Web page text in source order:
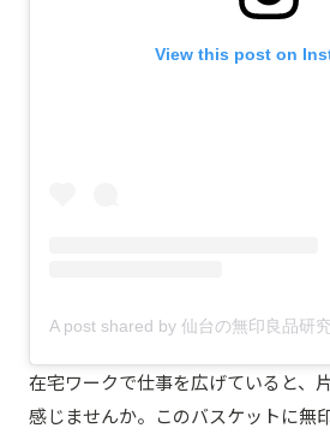
View this post on
在宅ワークで仕事を広げていると、
感じませんか。このバスケットに無